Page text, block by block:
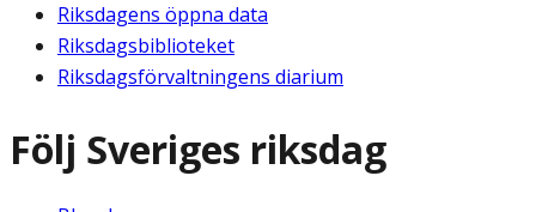
Riksdagens öppna data
Riksdagsbiblioteket
Riksdagsförvaltningens diarium
Följ Sveriges riksdag